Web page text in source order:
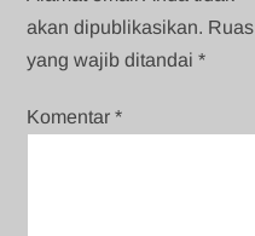
akan dipublikasikan. Ruas
yang wajib ditandai*
Komentar*